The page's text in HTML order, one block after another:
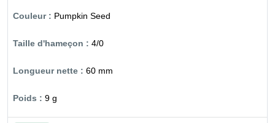
Pumpkin Seed
4/0
60 mm
9 g